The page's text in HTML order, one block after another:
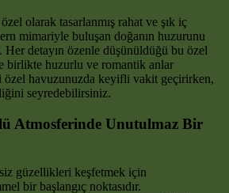
olarak tasarlanmış rahat ve şık iç
mimariyle buluşan doğanın huzurunu
Her detayın özenle düşünüldüğü bu özel
birlikte huzurlu ve romantik anlar
özel havuzunuzda keyifli vakit geçirirken,
seyredebilirsiniz.
Atmosferinde Unutulmaz Bir
güzellikleri keşfetmek için
bir başlangıç noktasıdır.